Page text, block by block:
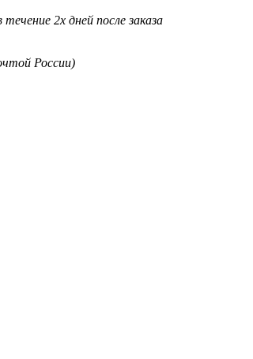
2х дней после заказа
России)